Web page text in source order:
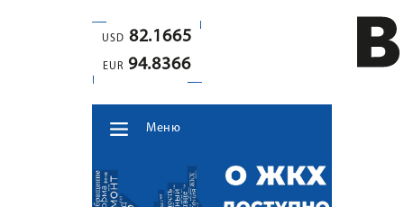
USD 82.1665
EUR 94.8366
Меню